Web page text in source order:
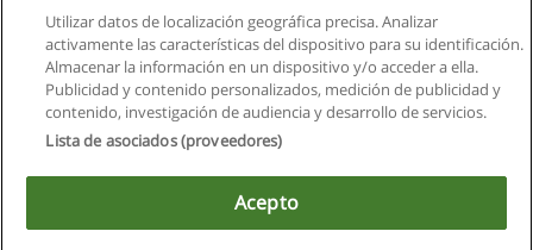
Privacidad de datos
Contactar con Educaedu
Copyright © Educaedu Business S.L. - CIF : B-95610580: -
Utilizar datos de localización geográfica precisa. Analizar
activamente las características del dispositivo para su identificación.
Almacenar la información en un dispositivo y/o acceder a ella.
Publicidad y contenido personalizados, medición de publicidad y
contenido, investigación de audiencia y desarrollo de servicios.
Lista de asociados (proveedores)
Acepto